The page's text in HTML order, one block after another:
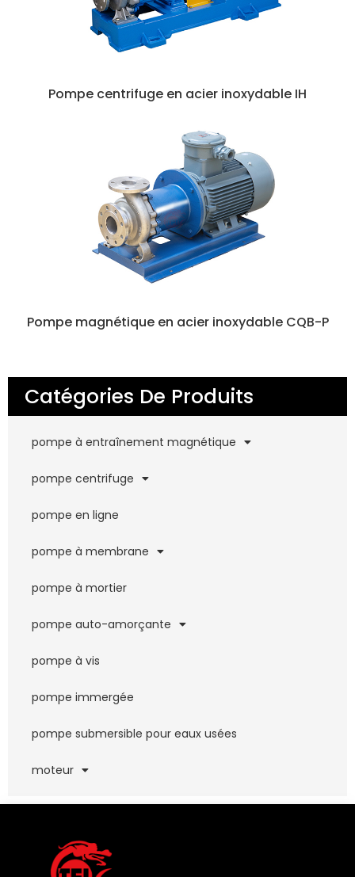
Catégories De Produits
pompe à entraînement magnétique
pompe centrifuge
pompe en ligne
pompe à membrane
pompe à mortier
pompe auto-amorçante
pompe à vis
pompe immergée
pompe submersible pour eaux usées
moteur
Pompe centrifuge en acier inoxydable IH
Pompe magnétique en acier inoxydable CQB-P